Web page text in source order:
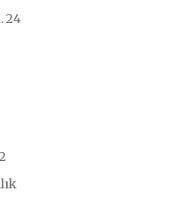
24